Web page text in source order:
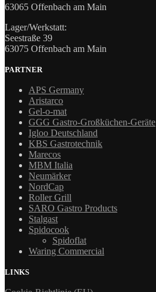
63065 Offenbach am Main
Lager/Werkstatt:
Seestraße 39
63075 Offenbach am Main
PARTNER
APS Germany
Aristarco
Gel-o-mat
GGG Gastro-Großküchen-Geräte
Igloo Deutschland
KBS Gastrotechnik
Marecos
MBM Italia
Neumärker
NordCap
Roller Grill
SARO Gastro Products
Stalgast
Spidocook
Spidoflat
Waring Commercial
LINKS